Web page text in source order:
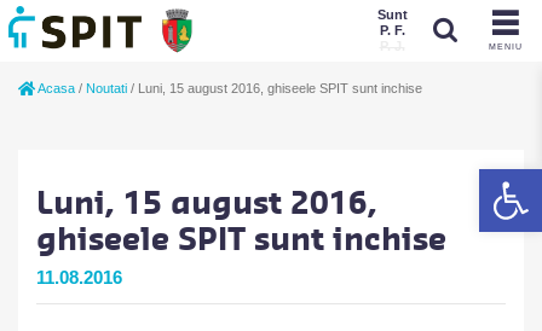
MENIU
Sunt
P. F.
P. J.
Acasa / Noutati / Luni, 15 august 2016, ghiseele SPIT sunt inchise
Luni, 15 august 2016,
ghiseele SPIT sunt inchise
11.08.2016